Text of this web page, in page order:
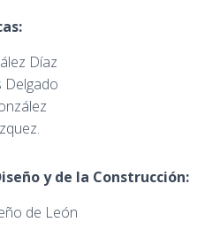
Díaz
Delgado
y de la Construcción:
de León